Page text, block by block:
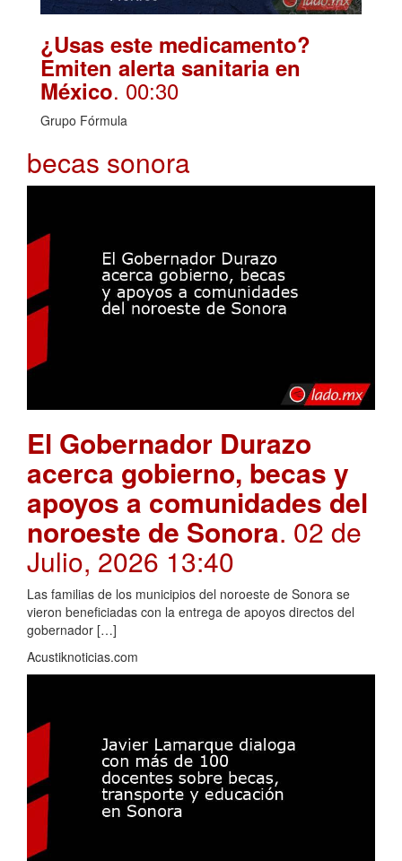
¿Usas este medicamento?
Emiten alerta sanitaria en
México. 00:30
Grupo Fórmula
becas sonora
El Gobernador Durazo
acerca gobierno, becas y
apoyos a comunidades del
noroeste de Sonora. 02 de
Julio, 2026 13:40
Las familias de los municipios del noroeste de Sonora se
vieron beneficiadas con la entrega de apoyos directos del
gobernador […]
Acustiknoticias.com